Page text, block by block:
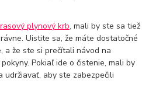
plynový krb, mali by ste sa tiež
Uistite sa, že máte dostatočné
a že ste si prečítali návod na
Pokiaľ ide o čistenie, mali by
udržiavať, aby ste zabezpečili